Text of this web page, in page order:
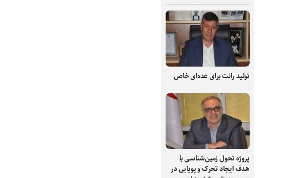
تولید رانت برای عده‌ای خاص
پروژه تحول زمین‌شناسی با
هدف ایجاد تحرک و پویایی در